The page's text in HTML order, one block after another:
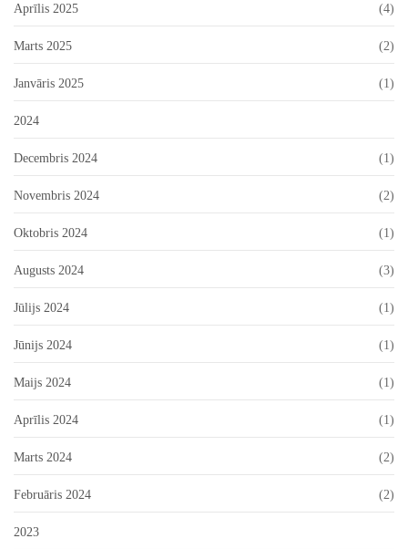
Aprīlis 2025 (4)
Marts 2025 (2)
Janvāris 2025 (1)
2024
Decembris 2024 (1)
Novembris 2024 (2)
Oktobris 2024 (1)
Augusts 2024 (3)
Jūlijs 2024 (1)
Jūnijs 2024 (1)
Maijs 2024 (1)
Aprīlis 2024 (1)
Marts 2024 (2)
Februāris 2024 (2)
2023